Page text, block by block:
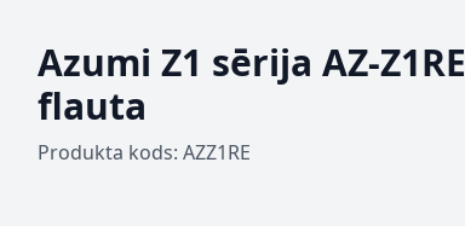
Azumi Z1 sērija AZ-Z1RE
flauta
Produkta kods: AZZ1RE